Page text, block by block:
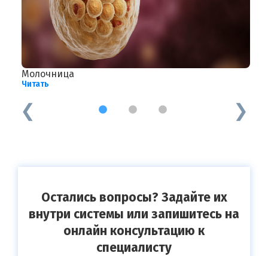
Молочница
Читать
1 2 3
Остались вопросы? Задайте их
внутри системы или запишитесь на
онлайн консультацию к
специалисту